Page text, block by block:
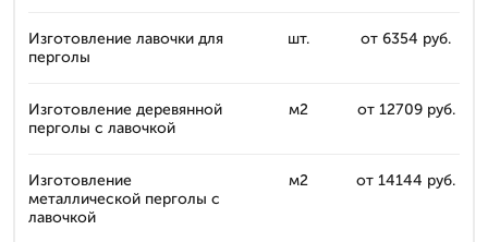
Изготовление лавочки для
перголы
шт. от 6354 руб.
Изготовление деревянной
перголы с лавочкой
м2 от 12709 руб.
Изготовление
металлической перголы с
лавочкой
м2 от 14144 руб.